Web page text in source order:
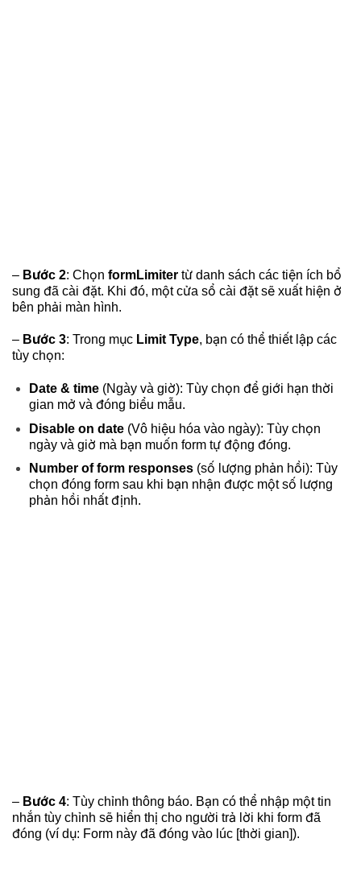
– Bước 2: Chọn formLimiter từ danh sách các tiện ích bổ
sung đã cài đặt. Khi đó, một cửa sổ cài đặt sẽ xuất hiện ở
bên phải màn hình.
– Bước 3: Trong mục Limit Type, bạn có thể thiết lập các
tùy chọn:
Date & time (Ngày và giờ): Tùy chọn để giới hạn thời
gian mở và đóng biểu mẫu.
Disable on date(Vô hiệu hóa vào ngày): Tùy chọn
ngày và giờ mà bạn muốn form tự động đóng.
Number of form responses (số lượng phản hồi): Tùy
chọn đóng form sau khi bạn nhận được một số lượng
phản hồi nhất định.
– Bước 4: Tùy chỉnh thông báo. Bạn có thể nhập một tin
nhắn tùy chỉnh sẽ hiển thị cho người trả lời khi form đã
đóng (ví dụ: Form này đã đóng vào lúc [thời gian]).